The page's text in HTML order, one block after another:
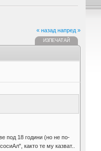
« назад напред »
ИЗПЕЧАТАЙ
под 18 години (но не по-
както те му казват..